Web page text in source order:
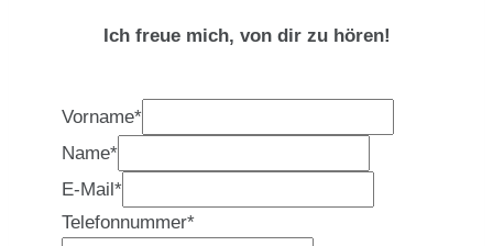
Ich freue mich, von dir zu hören!
Vorname*
Name*
E-Mail*
Telefonnummer*